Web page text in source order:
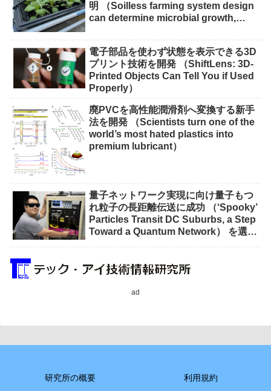
明 （Soilless farming system design
can determine microbial growth,
電子部品を使わず状態を表示できる3D
プリント技術を開発 （ShiftLens: 3D-
Printed Objects Can Tell You if Used
Properly）
廃PVCを高性能潤滑剤へ変換する新手
法を開発 （Scientists turn one of the
world’s most hated plastics into
premium lubricant）
量子ネットワーク実現に向け量子もつ
れ粒子の長距離伝送に成功 （‘Spooky’
Particles Transit DC Suburbs, a Step
Toward a Quantum Network） を選択
Particles Transit DC Suburbs, a Step
ad
研究所の概要
利用規約